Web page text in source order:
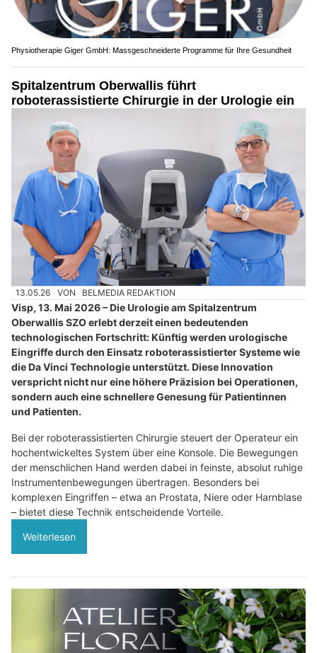
Physiotherapie Giger GmbH: Massgeschneiderte Programme für Ihre Gesundheit
Spitalzentrum Oberwallis führt
roboterassistierte Chirurgie in der Urologie ein
13.05.26 VON BELMEDIA REDAKTION
Visp, 13. Mai 2026 – Die Urologie am Spitalzentrum
Oberwallis SZO erlebt derzeit einen bedeutenden
technologischen Fortschritt: Künftig werden urologische
Eingriffe durch den Einsatz roboterassistierter Systeme wie
die Da Vinci Technologie unterstützt. Diese Innovation
verspricht nicht nur eine höhere Präzision bei Operationen,
sondern auch eine schnellere Genesung für Patientinnen
und Patienten.
Bei der roboterassistierten Chirurgie steuert der Operateur ein
hochentwickeltes System über eine Konsole. Die Bewegungen
der menschlichen Hand werden dabei in feinste, absolut ruhige
Instrumentenbewegungen übertragen. Besonders bei
komplexen Eingriffen – etwa an Prostata, Niere oder Harnblase
– bietet diese Technik entscheidende Vorteile.
Weiterlesen